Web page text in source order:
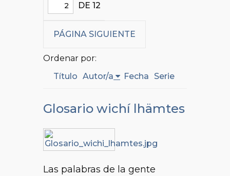
DE 12
PÁGINA SIGUIENTE
Ordenar por:
Título Autor/a Fecha Serie
Glosario wichí lhämtes
Las palabras de la gente